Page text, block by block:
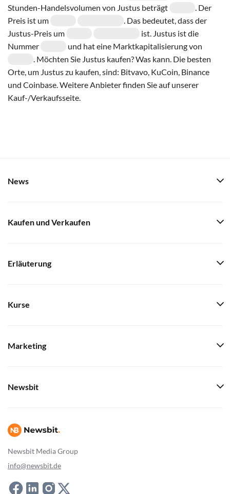
Stunden-Handelsvolumen von Justus beträgt
. Der
Preis ist um
. Das bedeutet, dass der
Justus-Preis um
ist. Justus ist die
Nummer
und hat eine Marktkapitalisierung von
. Möchten Sie Justus kaufen? Was kann. Die besten
Orte, um Justus zu kaufen, sind: Bitvavo, KuCoin, Binance
und Coinbase. Weitere Anbieter finden Sie auf unserer
Kauf-/Verkaufsseite.
Newsbit Media Group
info@newsbit.de
News
Kaufen und Verkaufen
Erläuterung
Kurse
Marketing
Newsbit